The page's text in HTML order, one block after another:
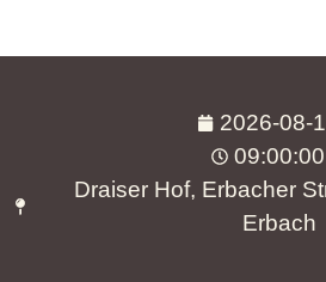
2026-08-
09:00:00
Draiser Hof, Erbacher
Erbach